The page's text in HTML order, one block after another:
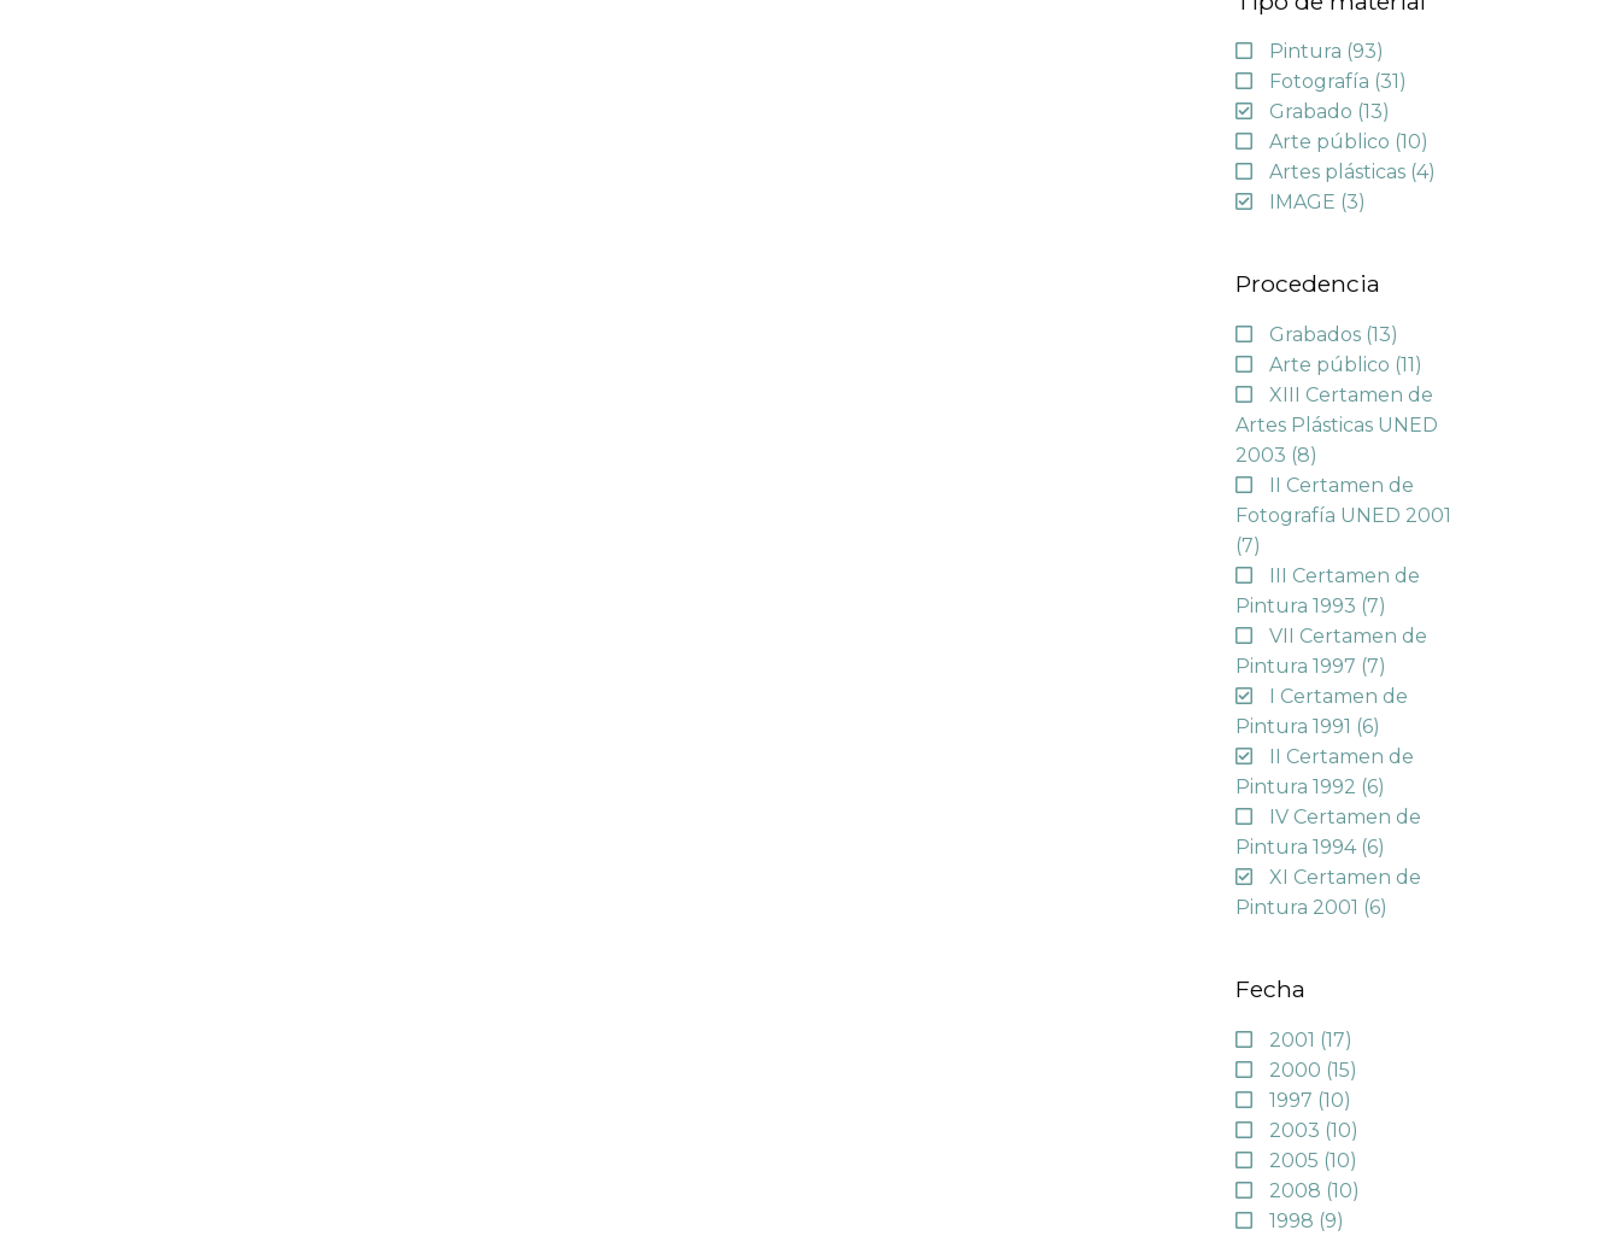
Pintura (93)
Fotografía (31)
Grabado (13)
Arte público (10)
Artes plásticas (4)
IMAGE (3)
Procedencia
Grabados (13)
Arte público (11)
XIII Certamen de
Artes Plásticas UNED
2003 (8)
II Certamen de
Fotografía UNED 2001
(7)
III Certamen de
Pintura 1993 (7)
VII Certamen de
Pintura 1997 (7)
I Certamen de
Pintura 1991 (6)
II Certamen de
Pintura 1992 (6)
IV Certamen de
Pintura 1994 (6)
XI Certamen de
Pintura 2001 (6)
Fecha
2001 (17)
2000 (15)
1997 (10)
2003 (10)
2005 (10)
2008 (10)
1998 (9)